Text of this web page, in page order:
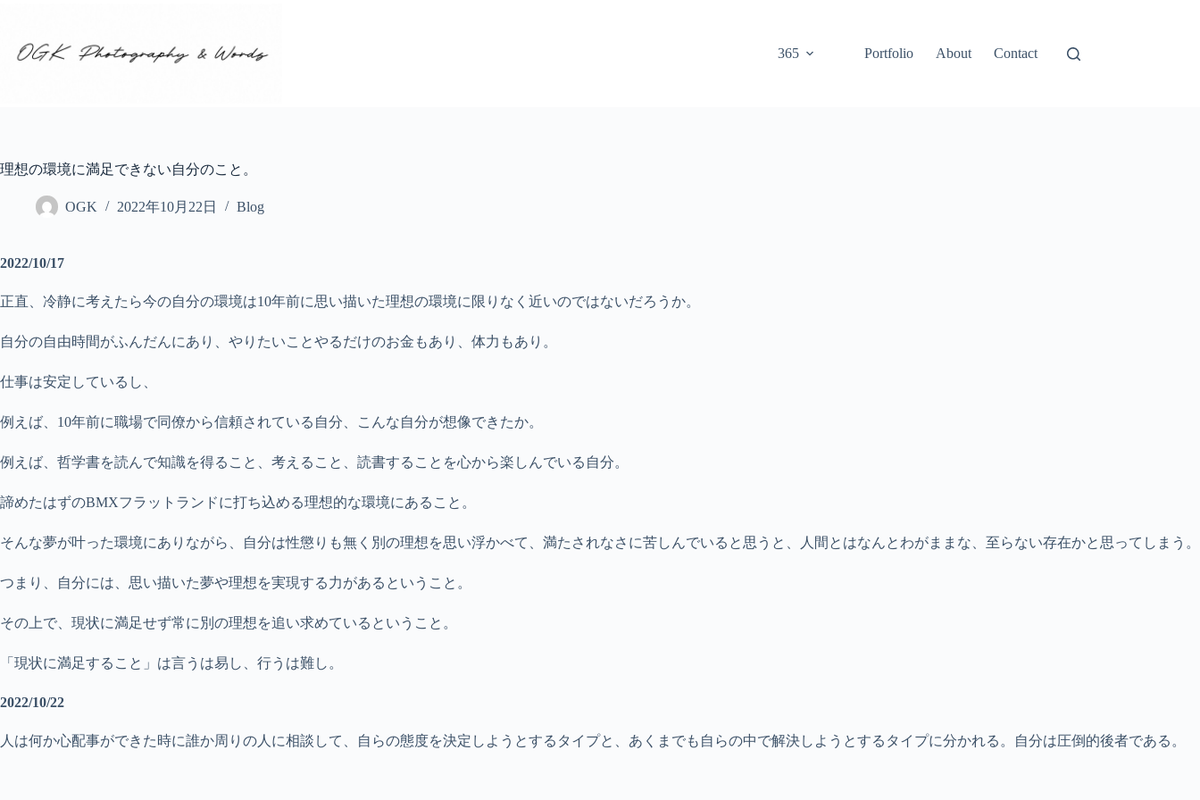
プ
365 Portfolio About Contact
理想の環境に満足できない自分のこと。
OGK 2022年10月22日 Blog
2022/10/17
正直、冷静に考えたら今の自分の環境は10年前に思い描いた理想の環境に限りなく近いのではないだろうか。
自分の自由時間がふんだんにあり、やりたいことやるだけのお金もあり、体力もあり。
仕事は安定しているし、
例えば、10年前に職場で同僚から信頼されている自分、こんな自分が想像できたか。
例えば、哲学書を読んで知識を得ること、考えること、読書することを心から楽しんでいる自分。
諦めたはずのBMXフラットランドに打ち込める理想的な環境にあること。
そんな夢が叶った環境にありながら、自分は性懲りも無く別の理想を思い浮かべて、満たされなさに苦しんでいると思うと、人間とはなんとわがままな、至らない存在かと思ってしまう。
つまり、自分には、思い描いた夢や理想を実現する力があるということ。
その上で、現状に満足せず常に別の理想を追い求めているということ。
「現状に満足すること」は言うは易し、行うは難し。
2022/10/22
人は何か心配事ができた時に誰か周りの人に相談して、自らの態度を決定しようとするタイプと、あくまでも自らの中で解決しようとするタイプに分かれる。自分は圧倒的後者である。